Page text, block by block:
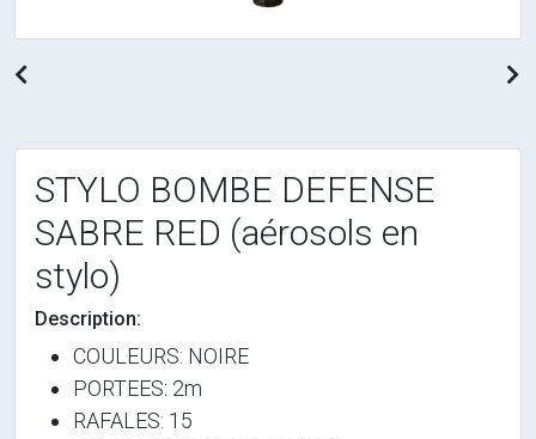
Previous
STYLO BOMBE DEFENSE
SABRE RED (aérosols en
stylo)
Description:
COULEURS: NOIRE
PORTEES: 2m
RAFALES: 15